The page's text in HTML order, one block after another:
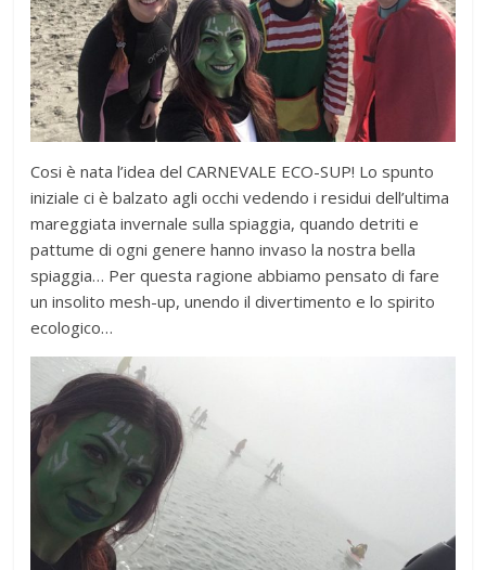
Cosi è nata l’idea del CARNEVALE ECO-SUP! Lo spunto
iniziale ci è balzato agli occhi vedendo i residui dell’ultima
mareggiata invernale sulla spiaggia, quando detriti e
pattume di ogni genere hanno invaso la nostra bella
spiaggia… Per questa ragione abbiamo pensato di fare
un insolito mesh-up, unendo il divertimento e lo spirito
ecologico…